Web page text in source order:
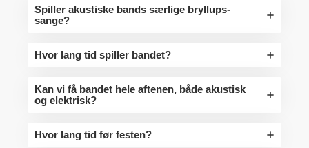
Spiller akustiske bands særlige bryllups-
sange?
Hvor lang tid spiller bandet?
Kan vi få bandet hele aftenen, både akustisk
og elektrisk?
Hvor lang tid før festen?